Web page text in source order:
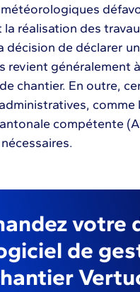
la réalisation des
décision de déclarer
revient généralement à
chantier. En outre,
comme
compétente
votre
de